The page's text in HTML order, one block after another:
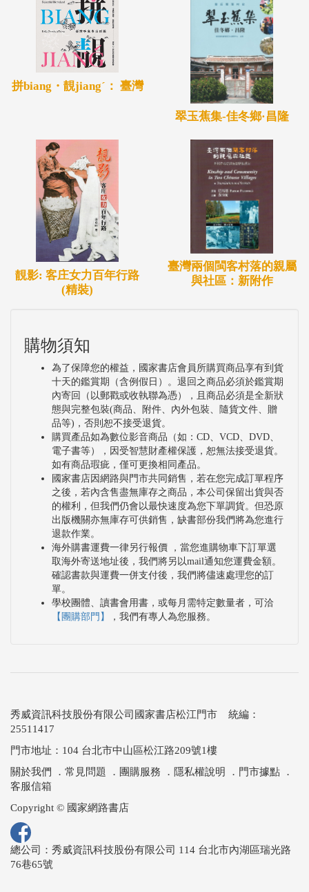
拼biang・靚jiangˊ： 臺灣
翠玉蕉集-佳冬鄉·昌隆
靚影: 客庄女力百年行路
(精裝)
臺灣兩個閩客村落的親屬
與社區：新附作
購物須知
為了保障您的權益，國家書店會員所購買商品享有到貨
十天的鑑賞期（含例假日）。退回之商品必須於鑑賞期
內寄回（以郵戳或收執聯為憑），且商品必須是全新狀
態與完整包裝(商品、附件、內外包裝、隨貨文件、贈
品等)，否則恕不接受退貨。
購買產品如為數位影音商品（如：CD、VCD、DVD、
電子書等），因受智慧財產權保護，恕無法接受退貨。
如有商品瑕疵，僅可更換相同產品。
國家書店因網路與門市共同銷售，若在您完成訂單程序
之後，若內含售盡無庫存之商品，本公司保留出貨與否
的權利，但我們仍會以最快速度為您下單調貨。但恐原
出版機關亦無庫存可供銷售，缺書部份我們將為您進行
退款作業。
海外購書運費一律另行報價 ，當您進購物車下訂單選
取海外寄送地址後，我們將另以mail通知您運費金額。
確認書款與運費一併支付後，我們將儘速處理您的訂
單。
學校團體、讀書會用書，或每月需特定數量者，可洽
【團購部門】
，我們有專人為您服務。
秀威資訊科技股份有限公司國家書店松江門市 統編：
25511417
門市地址：104 台北市中山區松江路209號1樓
關於我們
． 常見問題 ． 團購服務 ． 隱私權說明 ． 門市據點 ．
客服信箱
Copyright © 國家網路書店
總公司：秀威資訊科技股份有限公司 114 台北市內湖區瑞光路
76巷65號